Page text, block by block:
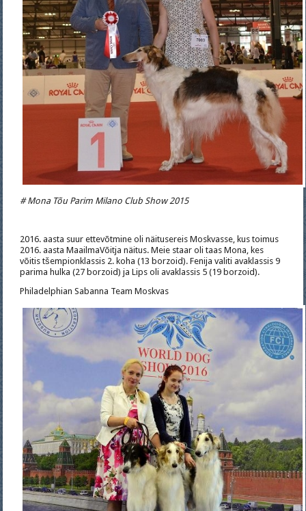
# Mona Tõu Parim Milano Club Show 2015
2016. aasta suur ettevõtmine oli näitusereis Moskvasse, kus toimus
2016. aasta MaailmaVõitja näitus. Meie staar oli taas Mona, kes
võitis tšempionklassis 2. koha (13 borzoid). Fenija valiti avaklassis 9
parima hulka (27 borzoid) ja Lips oli avaklassis 5 (19 borzoid).
Philadelphian Sabanna Team Moskvas